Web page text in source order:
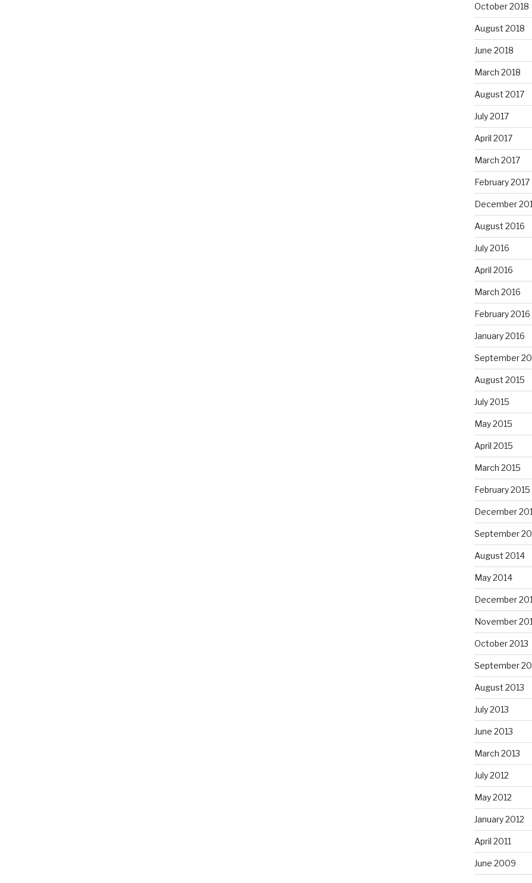
October 2018
August 2018
June 2018
March 2018
August 2017
July 2017
April 2017
March 2017
February 2017
December
August 2016
July 2016
April 2016
March 2016
February 2016
January 2016
September
August 2015
July 2015
May 2015
April 2015
March 2015
February 2015
December
September
August 2014
May 2014
December
November
October 2013
September
August 2013
July 2013
June 2013
March 2013
July 2012
May 2012
January 2012
April 2011
June 2009